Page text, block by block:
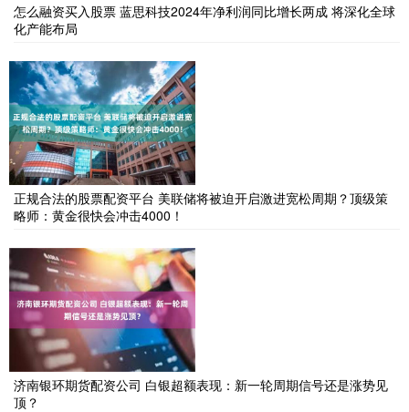
怎么融资买入股票 蓝思科技2024年净利润同比增长两成 将深化全球
化产能布局
正规合法的股票配资平台 美联储将被迫开启激进宽松周期？顶级策
略师：黄金很快会冲击4000！
济南银环期货配资公司 白银超额表现：新一轮周期信号还是涨势见
顶？